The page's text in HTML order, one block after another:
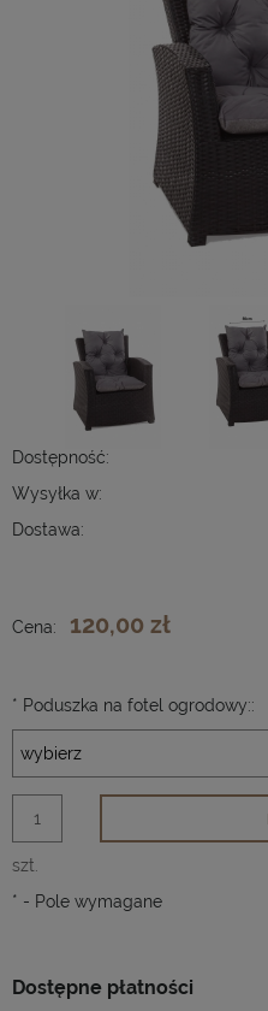
Dostępność:
Wysyłka w:
Dostawa:
Dostępne płatności
Cena: 120,00 zł
* Poduszka na fotel ogrodowy::
szt.
* - Pole wymagane